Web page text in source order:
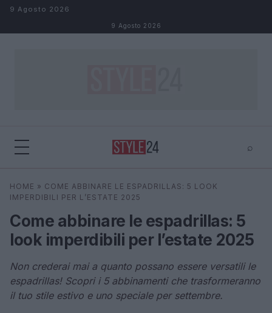
Salta al contenuto
9 Agosto 2026
9 Agosto 2026
⌕
Cerca
HOME » COME ABBINARE LE ESPADRILLAS: 5 LOOK
IMPERDIBILI PER L’ESTATE 2025
Come abbinare le espadrillas: 5
look imperdibili per l’estate 2025
Non crederai mai a quanto possano essere versatili le
espadrillas! Scopri i 5 abbinamenti che trasformeranno
il tuo stile estivo e uno speciale per settembre.